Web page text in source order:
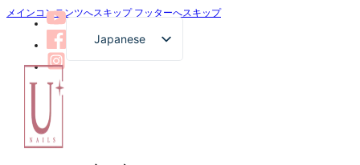
メインコンテンツへスキップ フッターへスキップ
Japanese
English